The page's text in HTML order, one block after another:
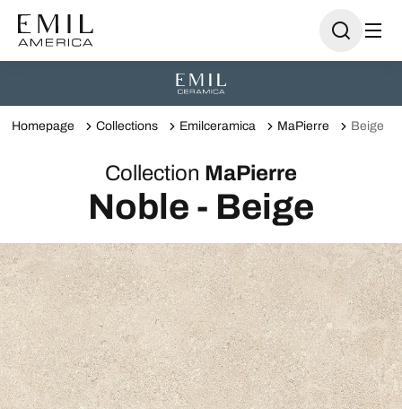
Homepage Collections Emilceramica MaPierre Beige
Collection MaPierre
Noble - Beige